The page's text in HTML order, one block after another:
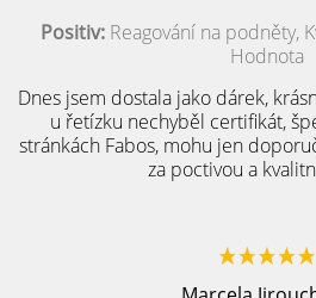
Positiv:Reagování na podněty,
Hodnota
Dnes jsem dostala jako dárek,
u řetízku nechyběl certifikát,
stránkách Fabos, mohu jen
za poctivou a